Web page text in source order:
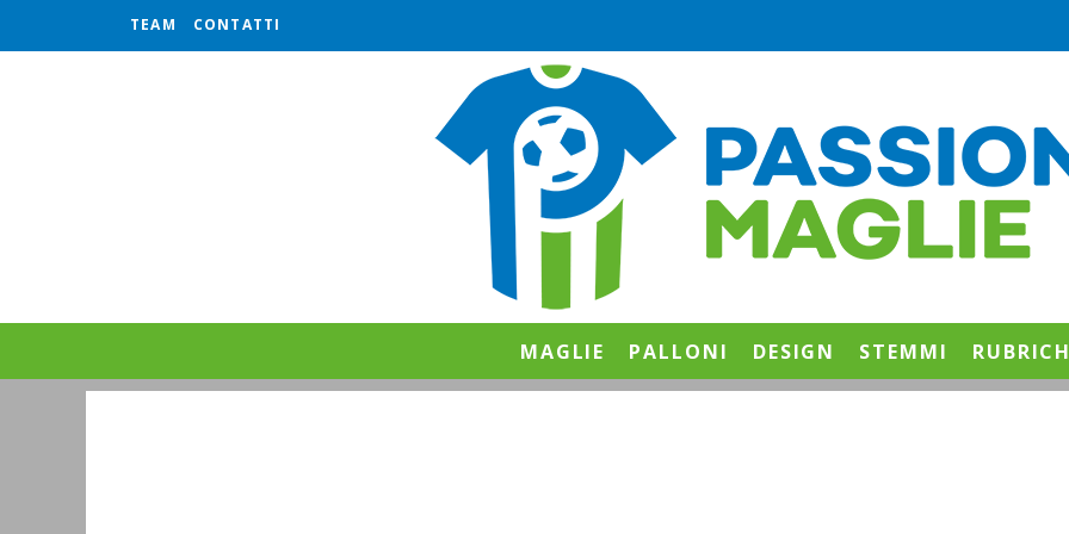
TEAM CONTATTI
MAGLIE PALLONI DESIGN STEMMI